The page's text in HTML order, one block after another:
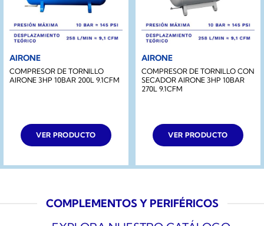
AIRONE
COMPRESOR DE TORNILLO
AIRONE 3HP 10BAR 200L 9.1CFM
VER PRODUCTO
AIRONE
COMPRESOR DE TORNILLO CON
SECADOR AIRONE 3HP 10BAR
270L 9.1CFM
VER PRODUCTO
COMPLEMENTOS Y PERIFÉRICOS